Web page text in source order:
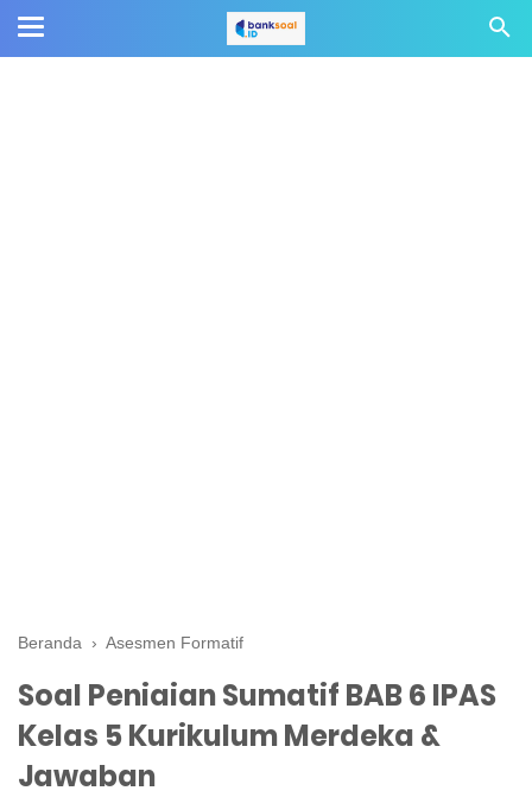
Beranda › Asesmen Formatif
Soal Peniaian Sumatif BAB 6 IPAS
Kelas 5 Kurikulum Merdeka &
Jawaban